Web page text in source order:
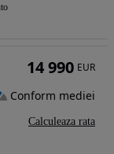
14 990 EUR
Conform mediei
Calculeaza rata